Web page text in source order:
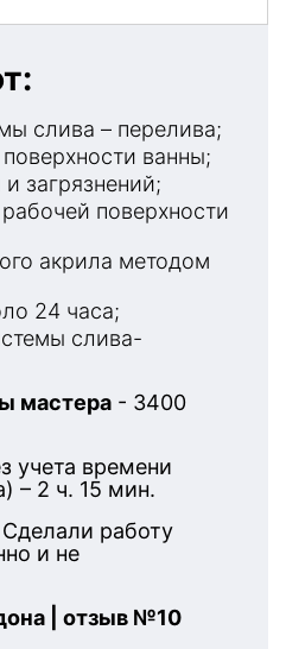
слива – перелива;
ванны;
загрязнений;
поверхности
акрила методом
24 часа;
слива-
мастера - 3400
учета времени
– 2 ч. 15 мин.
Сделали работу
и не
| отзыв №10